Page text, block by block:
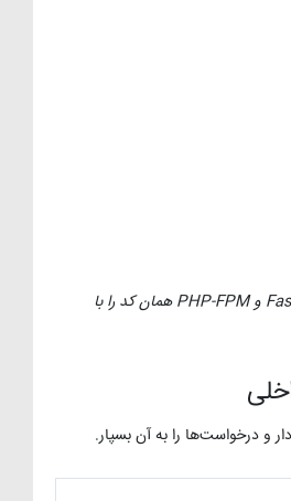
هزینه واقعی CGI ساختن و از بین بردن یک پروسه به‌ازای هر درخواست است؛ FastCGI و PHP-FPM همان کد را با